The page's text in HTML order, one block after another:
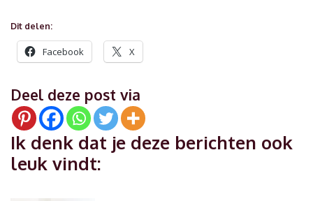
Dit delen:
Facebook X
Deel deze post via
Ik denk dat je deze berichten ook
leuk vindt: